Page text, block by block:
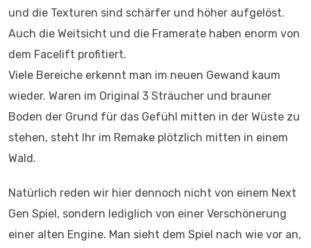
und die Texturen sind schärfer und höher aufgelöst.
Auch die Weitsicht und die Framerate haben enorm von
dem Facelift profitiert.
Viele Bereiche erkennt man im neuen Gewand kaum
wieder. Waren im Original 3 Sträucher und brauner
Boden der Grund für das Gefühl mitten in der Wüste zu
stehen, steht Ihr im Remake plötzlich mitten in einem
Wald.
Natürlich reden wir hier dennoch nicht von einem Next
Gen Spiel, sondern lediglich von einer Verschönerung
einer alten Engine. Man sieht dem Spiel nach wie vor an,